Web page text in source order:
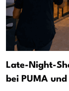
Late-Night-
bei PUMA